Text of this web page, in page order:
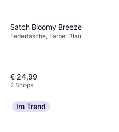
Satch Bloomy Breeze
Federtasche, Farbe: Blau
€ 24,99
2 Shops
Im Trend